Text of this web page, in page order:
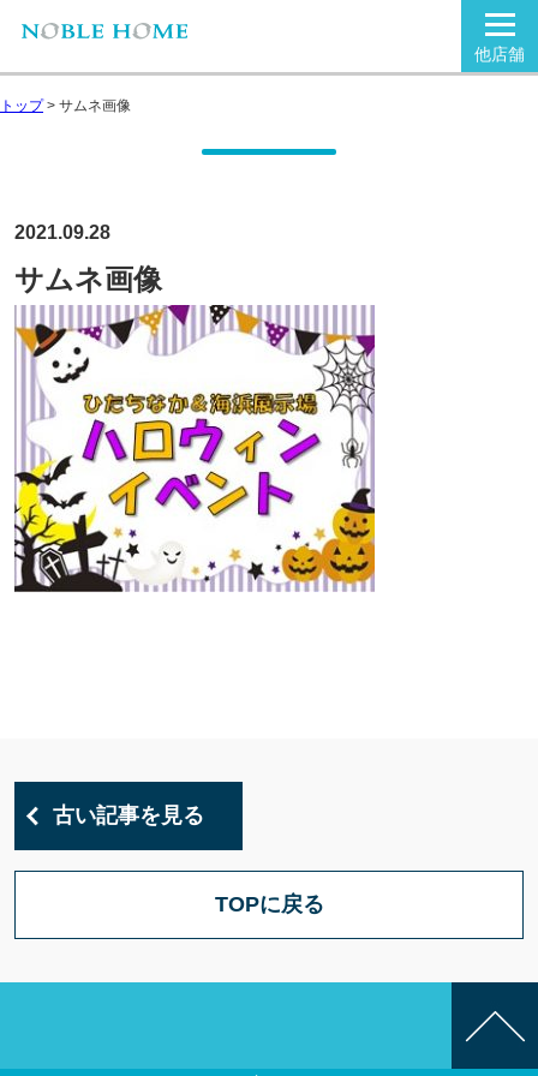
他店舗
トップ> サムネ画像
2021.09.28
サムネ画像
古い記事を見る
TOPに戻る